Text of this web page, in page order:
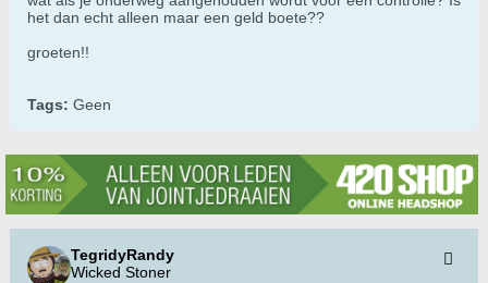
het dan echt alleen maar een geld boete??
groeten!!
Tags: Geen
TegridyRandy
Wicked Stoner